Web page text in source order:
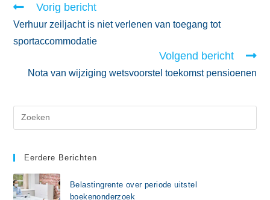
Vorig bericht
Verhuur zeiljacht is niet verlenen van toegang tot
sportaccommodatie
Volgend bericht
Nota van wijziging wetsvoorstel toekomst pensioenen
Eerdere Berichten
Belastingrente over periode uitstel
boekenonderzoek